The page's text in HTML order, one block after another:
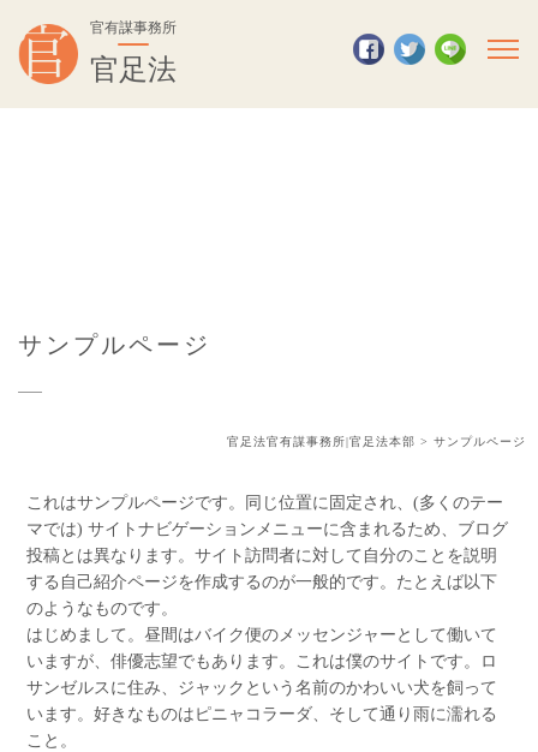
官有謀事務所
官足法
サンプルページ
官足法官有謀事務所|官足法本部 > サンプルページ
これはサンプルページです。同じ位置に固定され、(多くのテー
マでは) サイトナビゲーションメニューに含まれるため、ブログ
投稿とは異なります。サイト訪問者に対して自分のことを説明
する自己紹介ページを作成するのが一般的です。たとえば以下
のようなものです。
はじめまして。昼間はバイク便のメッセンジャーとして働いて
いますが、俳優志望でもあります。これは僕のサイトです。ロ
サンゼルスに住み、ジャックという名前のかわいい犬を飼って
います。好きなものはピニャコラーダ、そして通り雨に濡れる
こと。